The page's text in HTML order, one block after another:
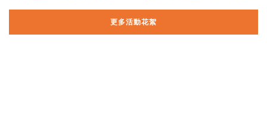
更多活動花絮